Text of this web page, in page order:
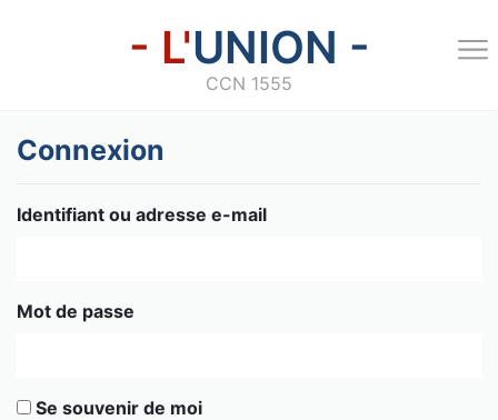
- L'UNION -
CCN 1555
Connexion
Identifiant ou adresse e-mail
Mot de passe
Se souvenir de moi